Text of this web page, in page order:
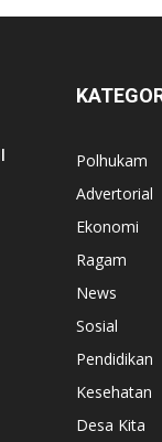
Polhukam
Advertorial
Ekonomi
Ragam
News
Sosial
Pendidikan
Kesehatan
Desa Kita